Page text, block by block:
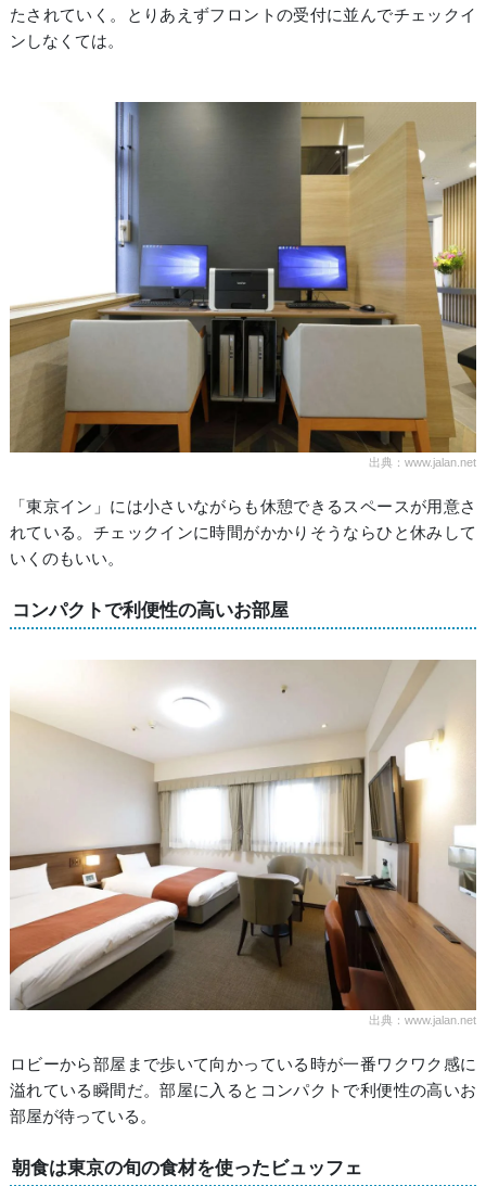
たされていく。とりあえずフロントの受付に並んでチェックイ
ンしなくては。
出典：www.jalan.net
「東京イン」には小さいながらも休憩できるスペースが用意さ
れている。チェックインに時間がかかりそうならひと休みして
いくのもいい。
コンパクトで利便性の高いお部屋
出典：www.jalan.net
ロビーから部屋まで歩いて向かっている時が一番ワクワク感に
溢れている瞬間だ。部屋に入るとコンパクトで利便性の高いお
部屋が待っている。
朝食は東京の旬の食材を使ったビュッフェ